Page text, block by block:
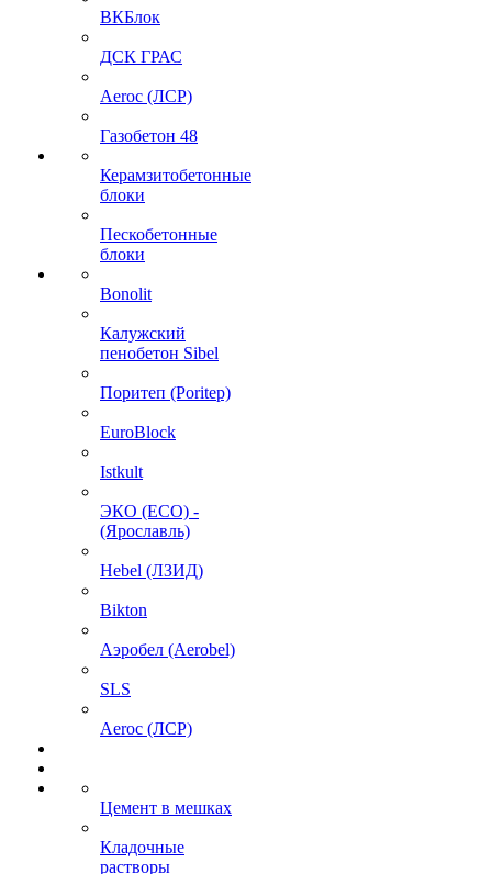
ВКБлок
ДСК ГРАС
Aeroc (ЛСР)
Газобетон 48
Керамзитобетонные
блоки
Пескобетонные
блоки
Bonolit
Калужский
пенобетон Sibel
Поритеп (Poritep)
EuroBlock
Istkult
ЭКО (ECO) -
(Ярославль)
Hebel (ЛЗИД)
Bikton
Аэробел (Aerobel)
SLS
Aeroc (ЛСР)
Цемент в мешках
Кладочные
растворы